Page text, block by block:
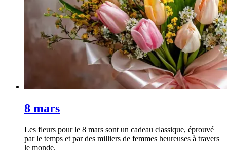
8 mars
Les fleurs pour le 8 mars sont un cadeau classique, éprouvé
par le temps et par des milliers de femmes heureuses à travers
le monde.